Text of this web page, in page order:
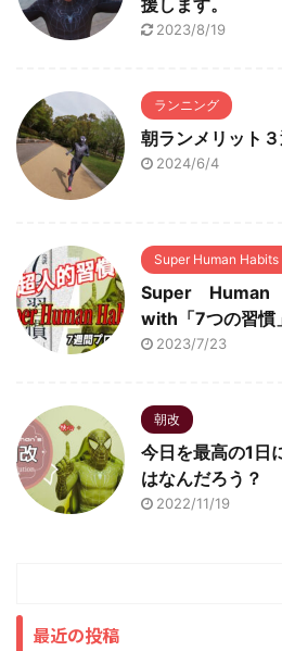
援します。
2023/8/19
ランニング
朝ランメリット
2024/6/4
Super Human Habits
Super Human
with「7つの習慣
2023/7/23
朝改
今日を最高の1日
はなんだろう？
2022/11/19
最近の投稿